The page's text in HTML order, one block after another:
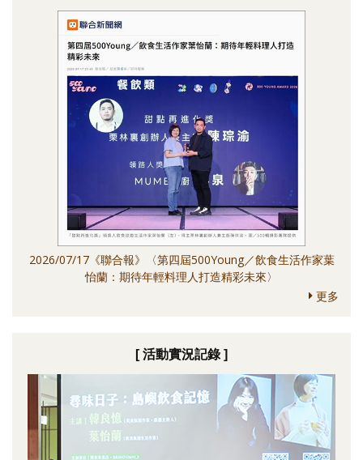
2026/07/17《聯合報》〈第四屆500Young／飲食生活作家葉
怡蘭：期待年輕料理人打造精彩未來〉
更多
[ 活動實況記錄 ]